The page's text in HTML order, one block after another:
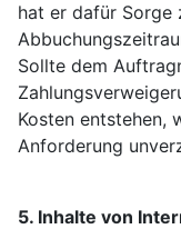
hat er dafür Sorge
Sollte dem
Kosten entstehen,
Anforderung
5. Inhalte von